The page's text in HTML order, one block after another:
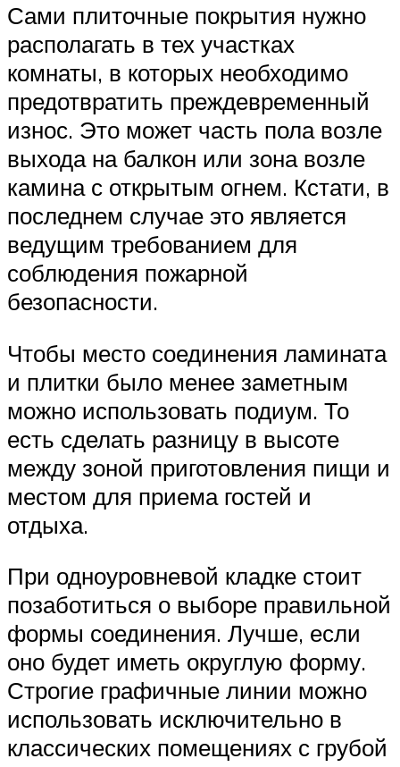
Сами плиточные покрытия нужно
располагать в тех участках
комнаты, в которых необходимо
предотвратить преждевременный
износ. Это может часть пола возле
выхода на балкон или зона возле
камина с открытым огнем. Кстати, в
последнем случае это является
ведущим требованием для
соблюдения пожарной
безопасности.
Чтобы место соединения ламината
и плитки было менее заметным
можно использовать подиум. То
есть сделать разницу в высоте
между зоной приготовления пищи и
местом для приема гостей и
отдыха.
При одноуровневой кладке стоит
позаботиться о выборе правильной
формы соединения. Лучше, если
оно будет иметь округлую форму.
Строгие графичные линии можно
использовать исключительно в
классических помещениях с грубой